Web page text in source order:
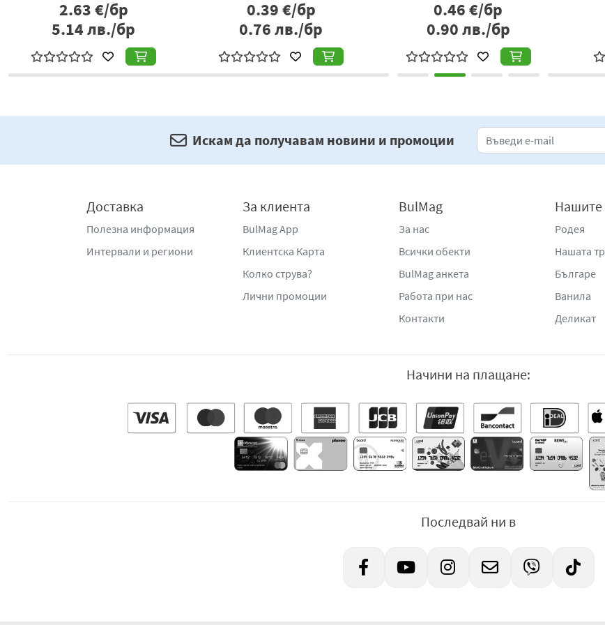
1.29€/бр
2.52лв./бр
2.82€/бр
5.52лв./бр
0.39€/бр
0.76лв./бр
Искам да получавам новини и промоции
Доставка
Полезна информация
Интервали и региони
За клиента
BulMag App
Клиентска Карта
Колко струва?
Лични промоции
BulMag
За нас
Всички обекти
BulMag анкета
Работа при нас
Контакти
Нашите
Родея
Нашата
Българе
Ванила
Деликат
Начини на плащане:
Последвай ни в